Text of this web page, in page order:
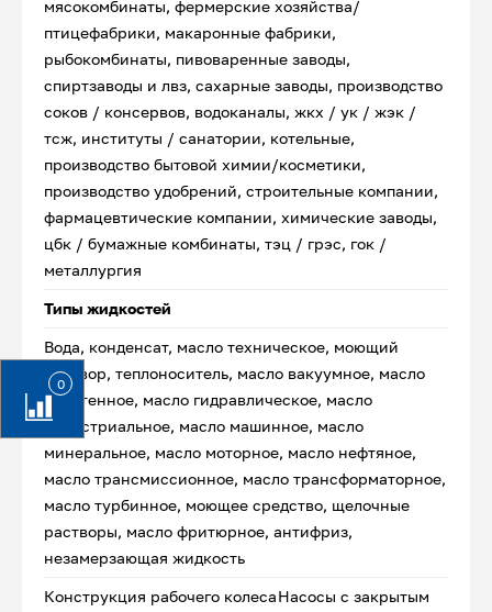
0
мясокомбинаты, фермерские хозяйства/
птицефабрики, макаронные фабрики,
рыбокомбинаты, пивоваренные заводы,
спиртзаводы и лвз, сахарные заводы, производство
соков / консервов, водоканалы, жкх / ук / жэк /
тсж, институты / санатории, котельные,
производство бытовой химии/косметики,
производство удобрений, строительные компании,
фармацевтические компании, химические заводы,
цбк / бумажные комбинаты, тэц / грэс, гок /
металлургия
Типы жидкостей
Вода, конденсат, масло техническое, моющий
раствор, теплоноситель, масло вакуумное, масло
веретенное, масло гидравлическое, масло
индустриальное, масло машинное, масло
минеральное, масло моторное, масло нефтяное,
масло трансмиссионное, масло трансформаторное,
масло турбинное, моющее средство, щелочные
растворы, масло фритюрное, антифриз,
незамерзающая жидкость
Конструкция рабочего колесаНасосы с закрытым